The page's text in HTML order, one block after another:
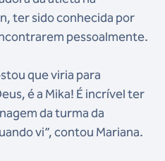
ter sido conhecida por
pessoalmente.
que viria para
é a Mika! É incrível ter
da turma da
vi”, contou Mariana.